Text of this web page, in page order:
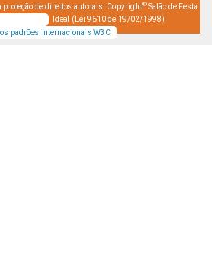
proteção de direitos autorais. Copyright© Salão de Festa
Ideal (Lei 9610 de 19/02/1998)